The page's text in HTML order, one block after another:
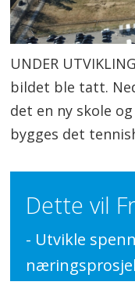
UNDER
bildet ble tatt.
det en ny skole
bygges det
Dette vil
- Utvikle